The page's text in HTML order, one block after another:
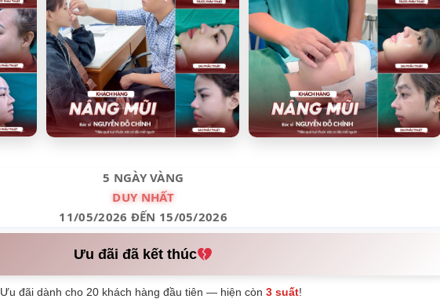
5 NGÀY VÀNG
DUY NHẤT
11/05/2026 ĐẾN 15/05/2026
Ưu đãi đã kết thúc
Ưu đãi dành cho 20 khách hàng đầu tiên — hiện còn3 suất!